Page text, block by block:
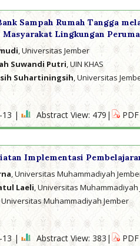
Sampah Rumah Tangga
Lingkungan
, Universitas Jember
Suwandi Putri, UIN KHAS
Suhartiningsih, Universitas
13 | Abstract View: 479|
Implementasi
, Universitas Muhammadiyah
Laeli, Universitas Muhammadiyah
Universitas Muhammadiyah Jember
13 | Abstract View: 383|